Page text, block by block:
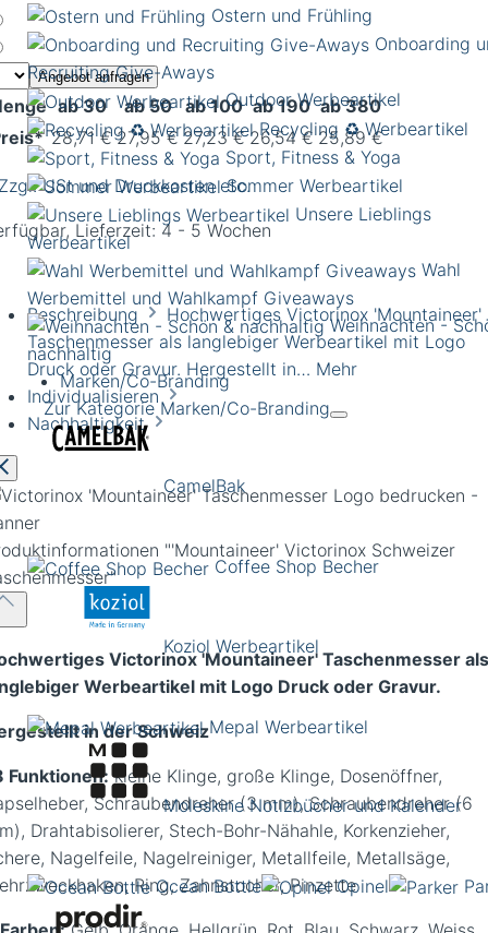
Ostern und Frühling
Onboarding
Recruiting Give-Aways
Outdoor Werbeartikel
Recycling ♻️ Werbeartikel
Sport, Fitness & Yoga
Sommer Werbeartikel
Unsere Lieblings
Werbeartikel
Wahl
Werbemittel und Wahlkampf Giveaways
Weihnachten -
nachhaltig
Marken/Co-Branding
Zur Kategorie Marken/Co-Branding
CamelBak
Coffee Shop Becher
Koziol Werbeartikel
Mepal Werbeartikel
Moleskine Notizbücher und Kalender
Ocean Bottle Opinel
Angebot anfragen
ab 30 ab 50 ab 100 ab 190 ab 380
28,71 € 27,95 € 27,23 € 26,54 € 25,89 €
USt und Druckkosten etc.
Lieferzeit: 4 - 5 Wochen
Beschreibung
Hochwertiges Victorinox 'Mountaineer'
Taschenmesser als langlebiger Werbeartikel mit Logo
Druck oder Gravur. Hergestellt in… Mehr
Individualisieren
Nachhaltigkeit
"'Mountaineer' Victorinox Schweizer
Victorinox 'Mountaineer' Taschenmesser als
Werbeartikel mit Logo Druck oder Gravur.
in der Schweiz
Funktionen:kleine Klinge, große Klinge, Dosenöffner,
Schraubendreher (3 mm), Schraubendreher (6
Drahtabisolierer, Stech-Bohr-Nähahle, Korkenzieher,
Nagelfeile, Nagelreiniger, Metallfeile, Metallsäge,
Ring, Zahnstocher, Pinzette